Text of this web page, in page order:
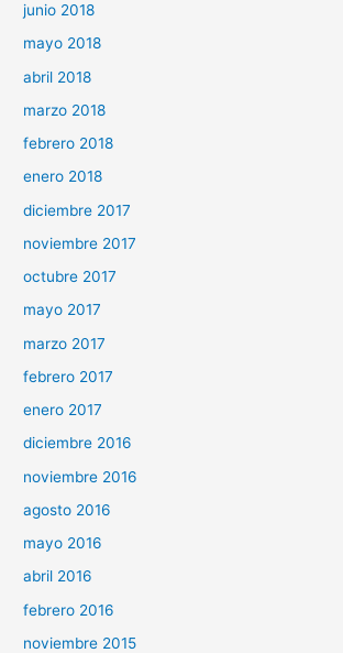
junio 2018
mayo 2018
abril 2018
marzo 2018
febrero 2018
enero 2018
diciembre 2017
noviembre 2017
octubre 2017
mayo 2017
marzo 2017
febrero 2017
enero 2017
diciembre 2016
noviembre 2016
agosto 2016
mayo 2016
abril 2016
febrero 2016
noviembre 2015